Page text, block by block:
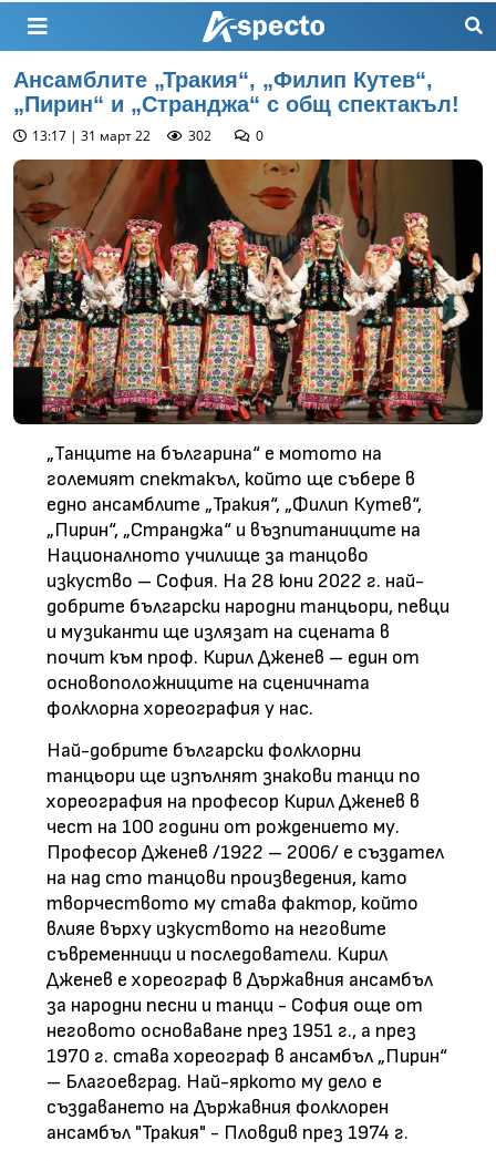
Ансамблите „Тракия“, „Филип Кутев“,
„Пирин“ и „Странджа“ с общ спектакъл!
13:17 | 31 март 22 302 0
„Танците на българина“ е мотото на
големият спектакъл, който ще събере в
едно ансамблите „Тракия“, „Филип Кутев“,
„Пирин“, „Странджа“ и възпитаниците на
Националното училище за танцово
изкуство – София. На 28 юни 2022 г. най-
добрите български народни танцьори, певци
и музиканти ще излязат на сцената в
почит към проф. Кирил Дженев – един от
основоположниците на сценичната
фолклорна хореография у нас.
Най-добрите български фолклорни
танцьори ще изпълнят знакови танци по
хореография на професор Кирил Дженев в
чест на 100 години от рождението му.
Професор Дженев /1922 – 2006/ е създател
на над сто танцови произведения, като
творчеството му става фактор, който
влияе върху изкуството на неговите
съвременници и последователи. Кирил
Дженев е хореограф в Държавния ансамбъл
за народни песни и танци - София още от
неговото основаване през 1951 г., а през
1970 г. става хореограф в ансамбъл „Пирин“
– Благоевград. Най-яркото му дело е
създаването на Държавния фолклорен
ансамбъл "Тракия" - Пловдив през 1974 г.